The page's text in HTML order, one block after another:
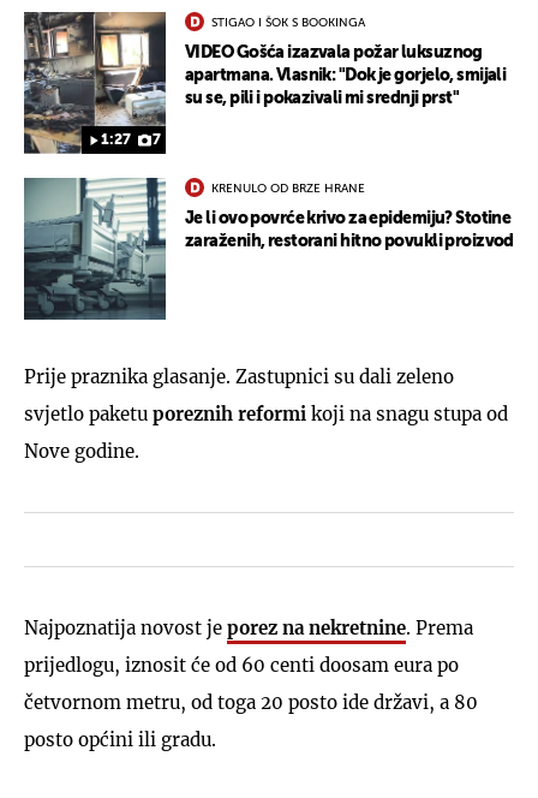
1:27 7
STIGAO I ŠOK S BOOKINGA
VIDEO Gošća izazvala požar luksuznog
apartmana. Vlasnik: "Dok je gorjelo, smijali
su se, pili i pokazivali mi srednji prst"
KRENULO OD BRZE HRANE
Je li ovo povrće krivo za epidemiju? Stotine
zaraženih, restorani hitno povukli proizvod
Prije praznika glasanje. Zastupnici su dali zeleno
svjetlo paketu poreznih reformi koji na snagu stupa od
Nove godine.
Najpoznatija novost je porez na nekretnine. Prema
prijedlogu, iznosit će od 60 centi doosam eura po
četvornom metru, od toga 20 posto ide državi, a 80
posto općini ili gradu.